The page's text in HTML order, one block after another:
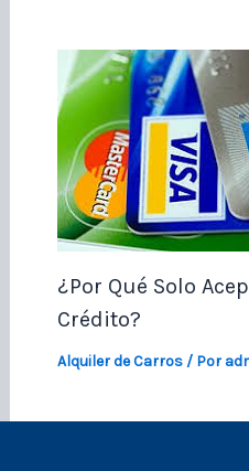
¿Por Qué Solo
Crédito?
Alquiler de Carros/ Por